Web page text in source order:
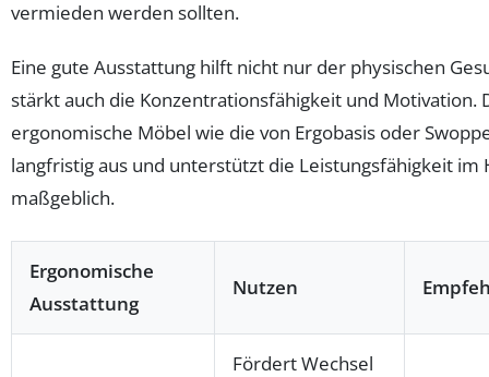
vermieden werden sollten.
Eine gute Ausstattung hilft nicht nur der physischen
stärkt auch die Konzentrationsfähigkeit und Motivation.
ergonomische Möbel wie die von Ergobasis oder
langfristig aus und unterstützt die Leistungsfähigkeit im
maßgeblich.
Ergonomische
Ausstattung
Nutzen
Fördert Wechsel